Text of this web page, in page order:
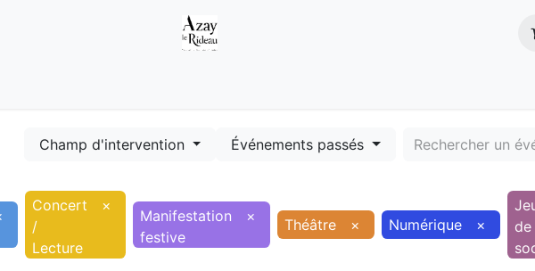
Champ d'intervention Événements passés
Concert
/
Lecture
×
Manifestation
festive
× Théâtre × Numérique ×
de